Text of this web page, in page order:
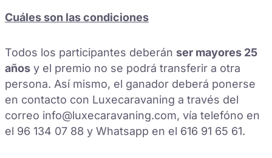
Cuáles son las condiciones
Todos los participantes deberán ser mayores 25
años y el premio no se podrá transferir a otra
persona. Así mismo, el ganador deberá ponerse
en contacto con Luxecaravaning a través del
correo info@luxecaravaning.com, vía telefóno en
el 96 134 07 88 y Whatsapp en el 616 91 65 61.